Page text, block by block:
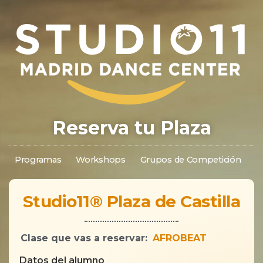
Reserva tu Plaza
Programas Workshops Grupos de Competición
Studio11® Plaza de Castilla
Clase que vas a reservar: AFROBEAT
Datos del alumno